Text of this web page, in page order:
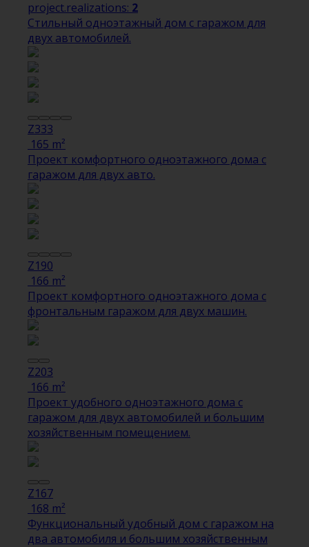
project.realizations: 2
Стильный одноэтажный дом с гаражом для
двух автомобилей.
Z333
165 m²
Проект комфортного одноэтажного дома с
гаражом для двух авто.
Z190
166 m²
Проект комфортного одноэтажного дома с
фронтальным гаражом для двух машин.
Z203
166 m²
Проект удобного одноэтажного дома с
гаражом для двух автомобилей и большим
хозяйственным помещением.
Z167
168 m²
Функциональный удобный дом с гаражом на
два автомобиля и большим хозяйственным